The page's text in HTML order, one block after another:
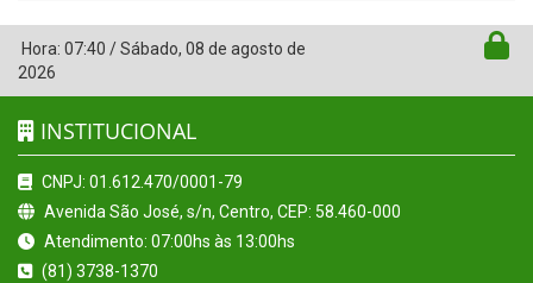
Hora: 07:40 /Sábado, 08 de agosto de
2026
INSTITUCIONAL
CNPJ: 01.612.470/0001-79
Avenida São José, s/n, Centro, CEP: 58.460-000
Atendimento: 07:00hs às 13:00hs
(81) 3738-1370